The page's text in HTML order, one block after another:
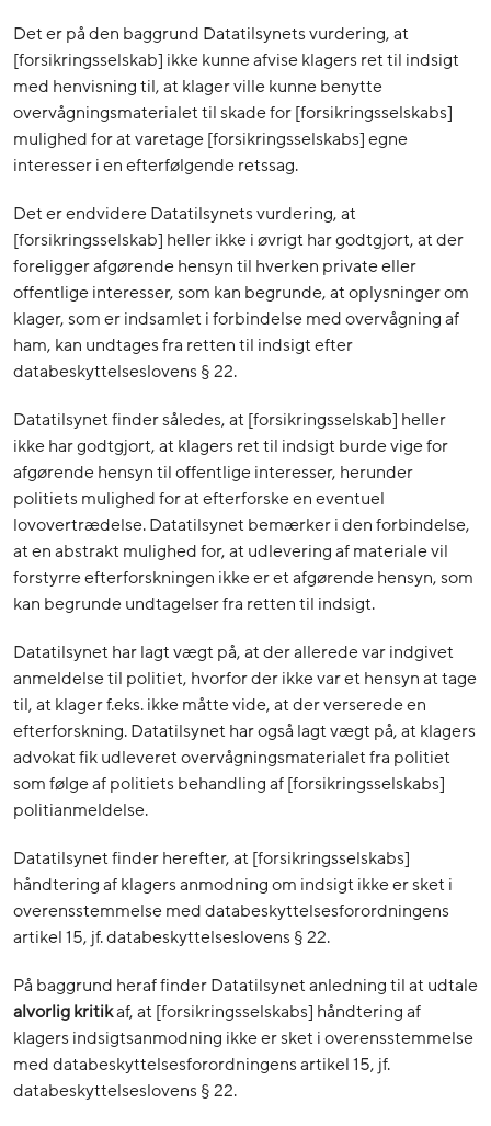
Det er på den baggrund Datatilsynets vurdering, at
[forsikringsselskab] ikke kunne afvise klagers ret til indsigt
med henvisning til, at klager ville kunne benytte
overvågningsmaterialet til skade for [forsikringsselskabs]
mulighed for at varetage [forsikringsselskabs] egne
interesser i en efterfølgende retssag.
Det er endvidere Datatilsynets vurdering, at
[forsikringsselskab] heller ikke i øvrigt har godtgjort, at der
foreligger afgørende hensyn til hverken private eller
offentlige interesser, som kan begrunde, at oplysninger om
klager, som er indsamlet i forbindelse med overvågning af
ham, kan undtages fra retten til indsigt efter
databeskyttelseslovens § 22.
Datatilsynet finder således, at [forsikringsselskab] heller
ikke har godtgjort, at klagers ret til indsigt burde vige for
afgørende hensyn til offentlige interesser, herunder
politiets mulighed for at efterforske en eventuel
lovovertrædelse. Datatilsynet bemærker i den forbindelse,
at en abstrakt mulighed for, at udlevering af materiale vil
forstyrre efterforskningen ikke er et afgørende hensyn, som
kan begrunde undtagelser fra retten til indsigt.
Datatilsynet har lagt vægt på, at der allerede var indgivet
anmeldelse til politiet, hvorfor der ikke var et hensyn at tage
til, at klager f.eks. ikke måtte vide, at der verserede en
efterforskning. Datatilsynet har også lagt vægt på, at klagers
advokat fik udleveret overvågningsmaterialet fra politiet
som følge af politiets behandling af [forsikringsselskabs]
politianmeldelse.
Datatilsynet finder herefter, at [forsikringsselskabs]
håndtering af klagers anmodning om indsigt ikke er sket i
overensstemmelse med databeskyttelsesforordningens
artikel 15, jf. databeskyttelseslovens § 22.
På baggrund heraf finder Datatilsynet anledning til at udtale
alvorlig kritikaf, at [forsikringsselskabs] håndtering af
klagers indsigtsanmodning ikke er sket i overensstemmelse
med databeskyttelsesforordningens artikel 15, jf.
databeskyttelseslovens § 22.